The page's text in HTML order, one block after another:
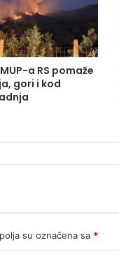
e
:
P
o
p
o
e
l
a
a RS pomaže
gori i kod
su označena sa *